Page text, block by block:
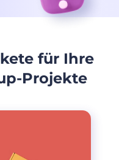
für Ihre
Projekte